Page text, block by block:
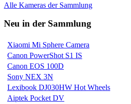
Alle Kameras der Sammlung
Neu in der Sammlung
Xiaomi Mi Sphere Camera
Canon PowerShot S1 IS
Canon EOS 100D
Sony NEX 3N
Lexibook DJ030HW Hot Wheels
Aiptek Pocket DV